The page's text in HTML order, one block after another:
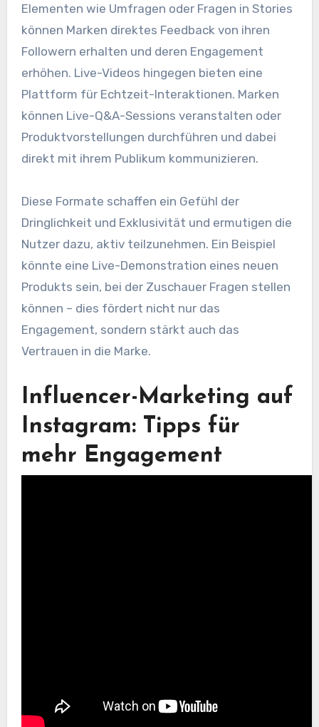
Elementen wie Umfragen oder Fragen in Stories
können Marken direktes Feedback von ihren
Followern erhalten und deren Engagement
erhöhen. Live-Videos hingegen bieten eine
Plattform für Echtzeit-Interaktionen. Marken
können Live-Q&A-Sessions veranstalten oder
Produktvorstellungen durchführen und dabei
direkt mit ihrem Publikum kommunizieren.
Diese Formate schaffen ein Gefühl der
Dringlichkeit und Exklusivität und ermutigen die
Nutzer dazu, aktiv teilzunehmen. Ein Beispiel
könnte eine Live-Demonstration eines neuen
Produkts sein, bei der Zuschauer Fragen stellen
können – dies fördert nicht nur das
Engagement, sondern stärkt auch das
Vertrauen in die Marke.
Influencer-Marketing auf
Instagram: Tipps für
mehr Engagement